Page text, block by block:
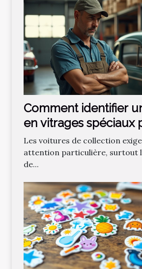
Comment identifier
en vitrages spéciaux
voitures de
Les voitures de collection
attention particulière, surtout
de...